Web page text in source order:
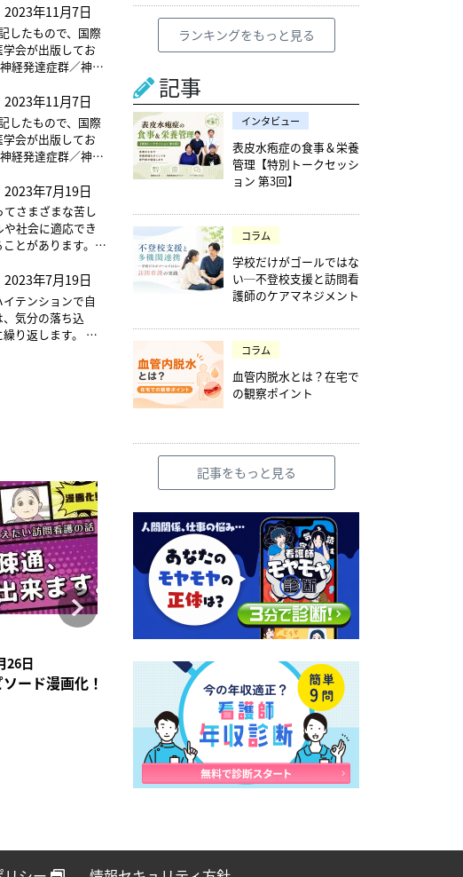
閉症スペクトラ
症がほぼ同じ意味
2023年11月7日
したもので、国際
会が出版してお
経発達症群／神経
おり、さらに自
に細かく分類さ
2023年11月7日
したもので、国際
会が出版してお
経発達症群／神経
おり、さらに自
に細かく分類さ
2023年7月19日
さまざまな苦し
社会に適応でき
とがあります。治
改善する可能性
苗
2023年7月19日
テンションで自
気分の落ち込
返します。 監
場合【訪問看護のアセスメント】
発表！入賞【2026】
26日
ード漫画化！「意思疎通、出来ます。」前編【つたえたい訪問看護の
2026年4月28日
訪問看護師向け在宅看取り教育プログラム
2021年7月6日
適切な人材を「選考
ランキングをもっと見る
記事
インタビュー
表皮水疱症の食事＆栄養
管理【特別トークセッシ
ョン 第3回】
コラム
学校だけがゴールではな
い─不登校支援と訪問看
護師のケアマネジメント
コラム
血管内脱水とは？在宅で
の観察ポイント
記事をもっと見る